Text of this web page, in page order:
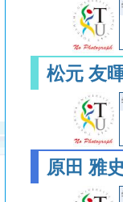
松元 友
原田 雅史